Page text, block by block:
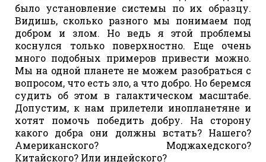
было установление системы по их образцу.
Видишь, сколько разного мы понимаем под
добром и злом. Но ведь я этой проблемы
коснулся только поверхностно. Еще очень
много подобных примеров привести можно.
Мы на одной планете не можем разобраться с
вопросом, что есть зло, а что добро. Но беремся
судить об этом в галактическом масштабе.
Допустим, к нам прилетели инопланетяне и
хотят помочь победить добру. На сторону
какого добра они должны встать? Нашего?
Американского? Моджахедского?
Китайского? Или индейского?